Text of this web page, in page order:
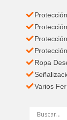
Ropa
Varios